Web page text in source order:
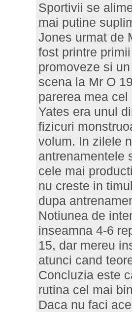
Sportivii se
mai putine
Jones urmat de
fost printre
promoveze si
scena la Mr O
parerea mea
Yates era unul
fizicuri
volum. In zilele
antrenamentele
cele mai
nu creste in
dupa
Notiunea de
inseamna 4-6
15, dar mereu
atunci cand
Concluzia este
rutina cel mai
Daca nu faci